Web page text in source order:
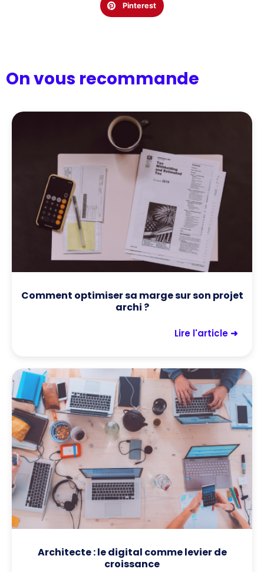
Pinterest
On vous recommande
Comment optimiser sa marge sur son projet
archi ?
Lire l'article ➜
Architecte : le digital comme levier de
croissance